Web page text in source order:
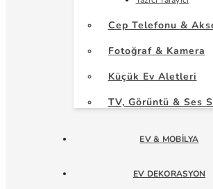
Cep Telefonu &
Fotoğraf & Kamera
Küçük Ev Aletleri
TV, Görüntü & Ses
EV & MOBILYA
EV DEKORASYON